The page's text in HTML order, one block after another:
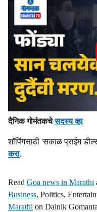
दैनिक गोमंतकचेसदस्य व्हा
शॉपिंगसाठी 'सकाळ प्राईम
करा.
Read Goa news in Marathi
Business, Politics,
Marathi on Dainik